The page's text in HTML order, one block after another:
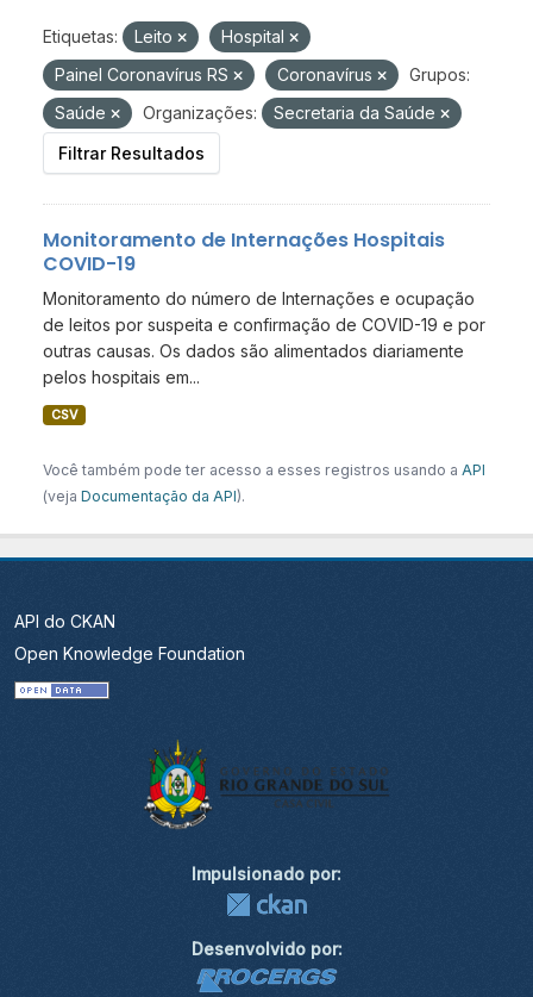
Etiquetas: Leito
Hospital
Painel Coronavírus RS
Coronavírus
Grupos:
Saúde
Organizações:
Secretaria da Saúde
Filtrar Resultados
Monitoramento de Internações Hospitais
COVID-19
Monitoramento do número de Internações e ocupação
de leitos por suspeita e confirmação de COVID-19 e por
outras causas. Os dados são alimentados diariamente
pelos hospitais em...
CSV
Você também pode ter acesso a esses registros usando a API
(veja Documentação da API).
API do CKAN
Open Knowledge Foundation
Impulsionado por:
Desenvolvido por: